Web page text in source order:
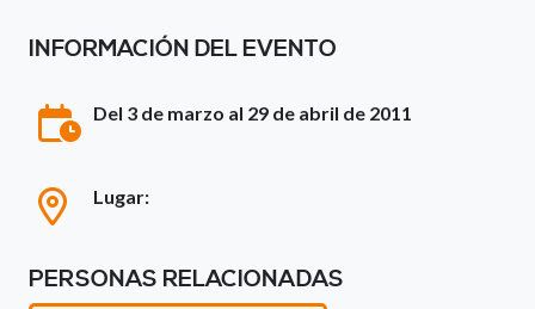
INFORMACIÓN DEL EVENTO
Del 3 de marzo al 29 de abril de 2011
Lugar:
PERSONAS RELACIONADAS